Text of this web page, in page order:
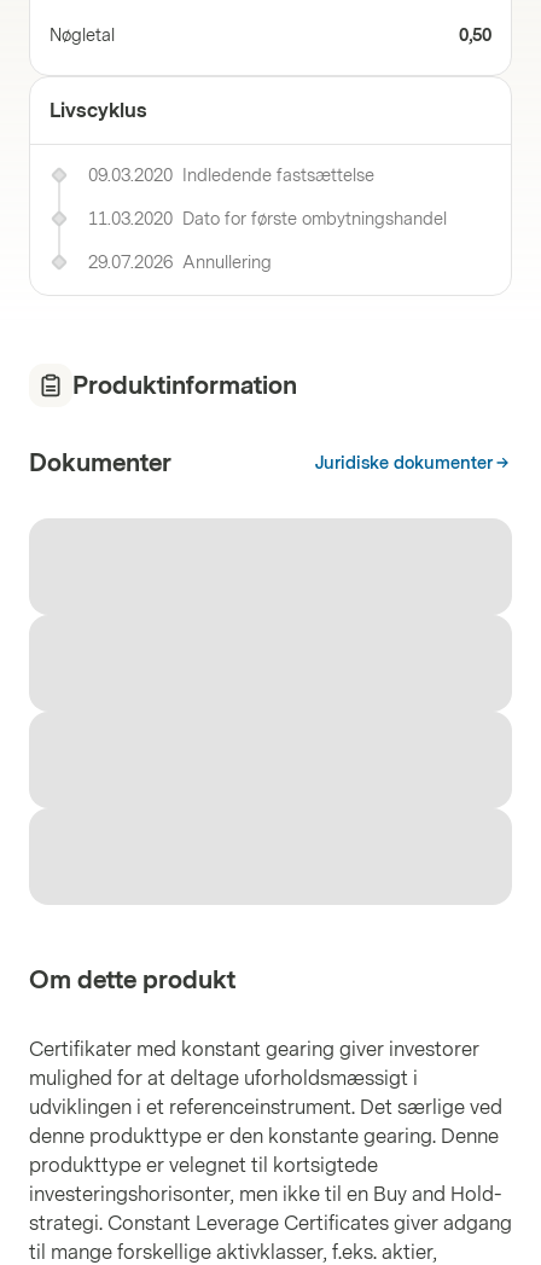
Nøgletal 0,50
Livscyklus
09.03.2020 Indledende fastsættelse
11.03.2020 Dato for første ombytningshandel
29.07.2026 Annullering
Produktinformation
Dokumenter Juridiske dokumenter
Om dette produkt
Certifikater med konstant gearing giver investorer
mulighed for at deltage uforholdsmæssigt i
udviklingen i et referenceinstrument. Det særlige ved
denne produkttype er den konstante gearing. Denne
produkttype er velegnet til kortsigtede
investeringshorisonter, men ikke til en Buy and Hold-
strategi. Constant Leverage Certificates giver adgang
til mange forskellige aktivklasser, f.eks. aktier,